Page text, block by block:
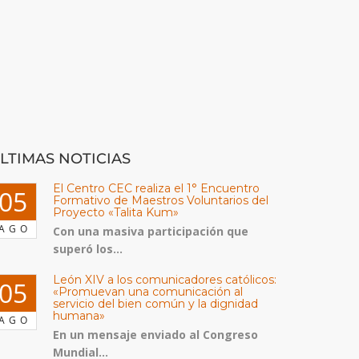
NOTICIAS
El Centro CEC realiza el 1° Encuentro
Formativo de Maestros Voluntarios del
Proyecto «Talita Kum»
Con una masiva participación que
superó los...
León XIV a los comunicadores católicos:
«Promuevan una comunicación al
servicio del bien común y la dignidad
humana»
En un mensaje enviado al Congreso
Mundial...